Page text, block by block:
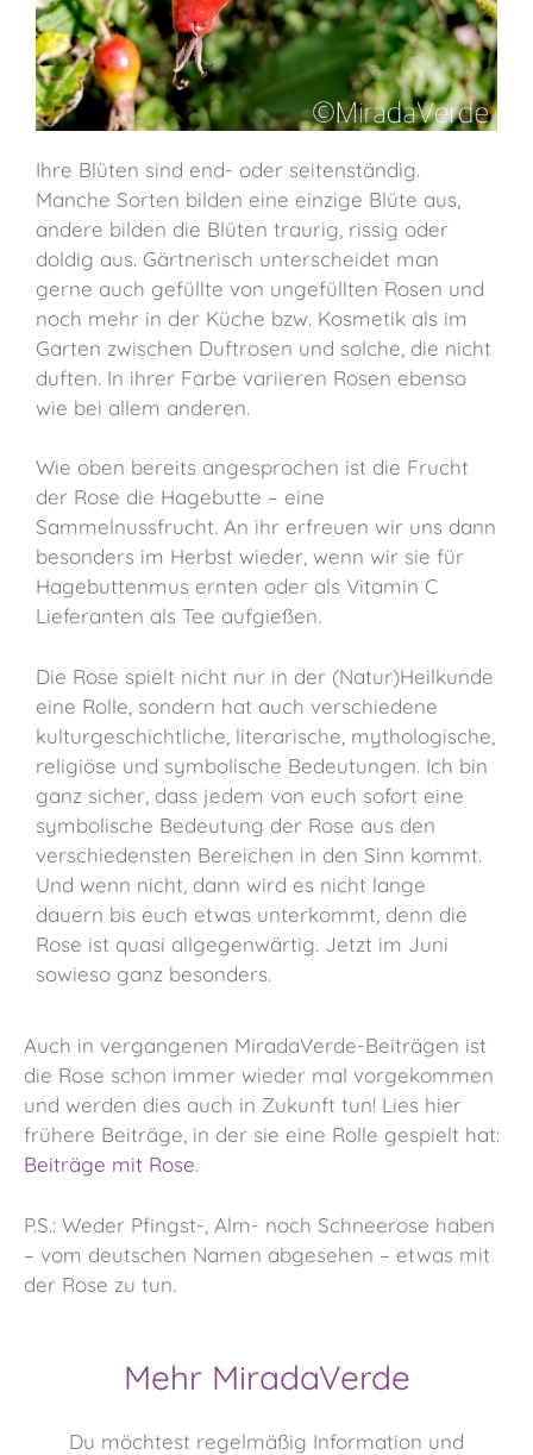
Ihre Blüten sind end- oder seitenständig.
Manche Sorten bilden eine einzige Blüte aus,
andere bilden die Blüten traurig, rissig oder
doldig aus. Gärtnerisch unterscheidet man
gerne auch gefüllte von ungefüllten Rosen und
noch mehr in der Küche bzw. Kosmetik als im
Garten zwischen Duftrosen und solche, die nicht
duften. In ihrer Farbe variieren Rosen ebenso
wie bei allem anderen.
Wie oben bereits angesprochen ist die Frucht
der Rose die Hagebutte – eine
Sammelnussfrucht. An ihr erfreuen wir uns dann
besonders im Herbst wieder, wenn wir sie für
Hagebuttenmus ernten oder als Vitamin C
Lieferanten als Tee aufgießen.
Die Rose spielt nicht nur in der (Natur)Heilkunde
eine Rolle, sondern hat auch verschiedene
kulturgeschichtliche, literarische, mythologische,
religiöse und symbolische Bedeutungen. Ich bin
ganz sicher, dass jedem von euch sofort eine
symbolische Bedeutung der Rose aus den
verschiedensten Bereichen in den Sinn kommt.
Und wenn nicht, dann wird es nicht lange
dauern bis euch etwas unterkommt, denn die
Rose ist quasi allgegenwärtig. Jetzt im Juni
sowieso ganz besonders.
Auch in vergangenen MiradaVerde-Beiträgen ist
die Rose schon immer wieder mal vorgekommen
und werden dies auch in Zukunft tun! Lies hier
frühere Beiträge, in der sie eine Rolle gespielt hat:
Beiträge mit Rose.
P.S.: Weder Pfingst-, Alm- noch Schneerose haben
– vom deutschen Namen abgesehen – etwas mit
der Rose zu tun.
Mehr MiradaVerde
Du möchtest regelmäßig Information und